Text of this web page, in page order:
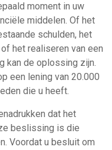
moment in uw
middelen. Of het
schulden, het
het realiseren van een
kan de oplossing zijn.
een lening van 20.000
die u heeft.
dat het
beslissing is die
Voordat u besluit om